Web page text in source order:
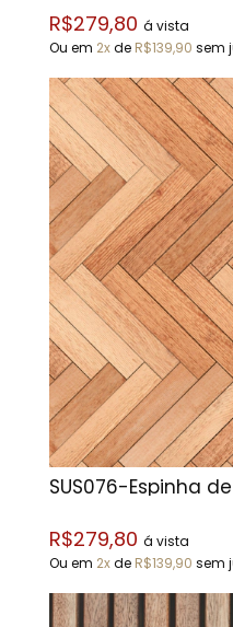
R$279,80 á vista
Ou em 2xde R$139,90 sem
SUS076-Espinha
R$279,80 á vista
Ou em 2xde R$139,90 sem